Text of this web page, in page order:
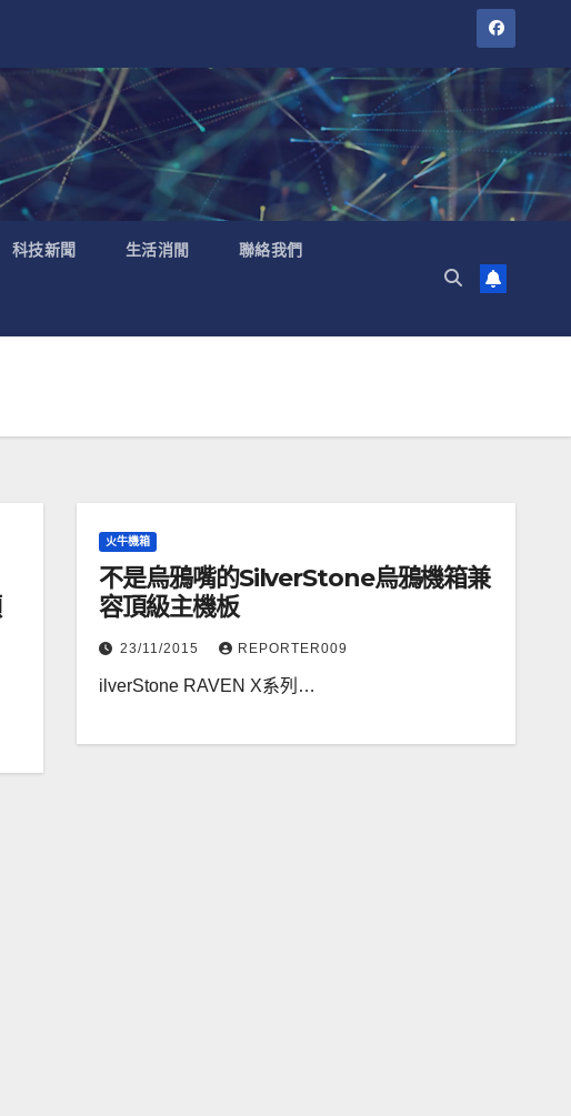
科技新聞 生活消閒 聯絡我們
火牛機箱
不是烏鴉嘴的SilverStone烏鴉機箱兼
容頂級主機板
23/11/2015 REPORTER009
ilverStone RAVEN X系列…